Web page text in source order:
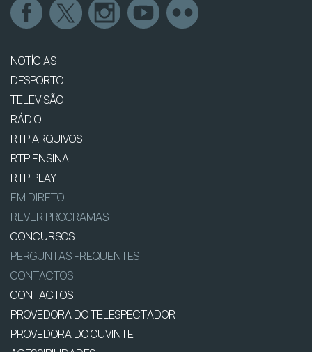
NOTÍCIAS
DESPORTO
TELEVISÃO
RÁDIO
RTP ARQUIVOS
RTP ENSINA
RTP PLAY
EM DIRETO
REVER PROGRAMAS
CONCURSOS
PERGUNTAS FREQUENTES
CONTACTOS
CONTACTOS
PROVEDORA DO TELESPECTADOR
PROVEDORA DO OUVINTE